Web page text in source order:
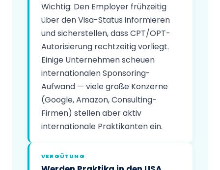
Wichtig: Den Employer frühzeitig
über den Visa-Status informieren
und sicherstellen, dass CPT/OPT-
Autorisierung rechtzeitig vorliegt.
Einige Unternehmen scheuen
internationalen Sponsoring-
Aufwand — viele große Konzerne
(Google, Amazon, Consulting-
Firmen) stellen aber aktiv
internationale Praktikanten ein.
VERGÜTUNG